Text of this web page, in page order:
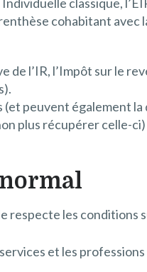
cohabitant
de l’IR, l’Impôt sur le
peuvent également la
plus récupérer celle-ci)
respecte les conditions
et les